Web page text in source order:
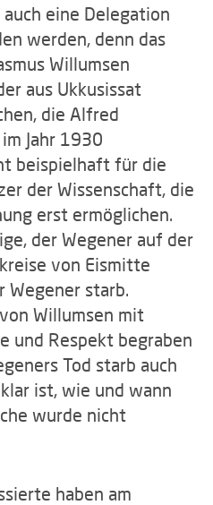
eine Delegation
werden, denn das
Willumsen
aus Ukkusissat
die Alfred
Jahr 1930
beispielhaft für die
der Wissenschaft, die
erst ermöglichen.
der Wegener auf der
von Eismitte
Wegener starb.
Willumsen mit
und Respekt begraben
Tod starb auch
ist, wie und wann
wurde nicht
haben am